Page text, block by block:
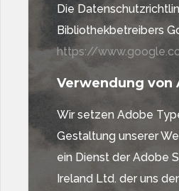
Die
Bibliothekbetreibers
https://
Verwendung von
Wir setzen Adobe
Gestaltung unserer
ein Dienst der Adobe
Ireland Ltd. der uns